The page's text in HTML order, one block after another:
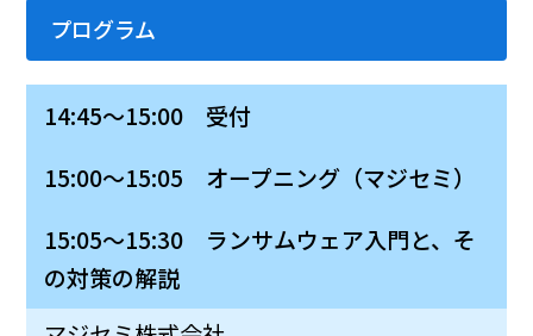
プログラム
14:45～15:00 受付
15:00～15:05 オープニング（マジセミ）
15:05～15:30 ランサムウェア入門と、そ
の対策の解説